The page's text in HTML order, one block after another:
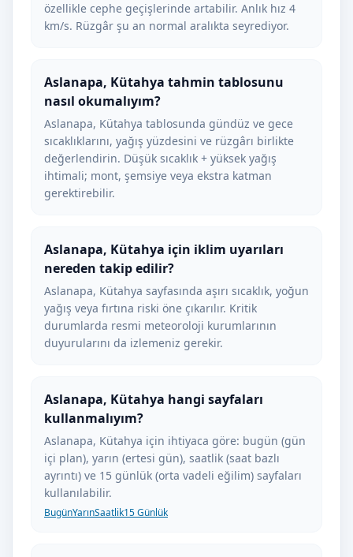
özellikle cephe geçişlerinde artabilir. Anlık hız 4
km/s. Rüzgâr şu an normal aralıkta seyrediyor.
Aslanapa, Kütahya tahmin tablosunu
nasıl okumalıyım?
Aslanapa, Kütahya tablosunda gündüz ve gece
sıcaklıklarını, yağış yüzdesini ve rüzgârı birlikte
değerlendirin. Düşük sıcaklık + yüksek yağış
ihtimali; mont, şemsiye veya ekstra katman
gerektirebilir.
Aslanapa, Kütahya için iklim uyarıları
nereden takip edilir?
Aslanapa, Kütahya sayfasında aşırı sıcaklık, yoğun
yağış veya fırtına riski öne çıkarılır. Kritik
durumlarda resmi meteoroloji kurumlarının
duyurularını da izlemeniz gerekir.
Aslanapa, Kütahya hangi sayfaları
kullanmalıyım?
Aslanapa, Kütahya için ihtiyaca göre: bugün (gün
içi plan), yarın (ertesi gün), saatlik (saat bazlı
ayrıntı) ve 15 günlük (orta vadeli eğilim) sayfaları
kullanılabilir.
BugünYarınSaatlik15 Günlük